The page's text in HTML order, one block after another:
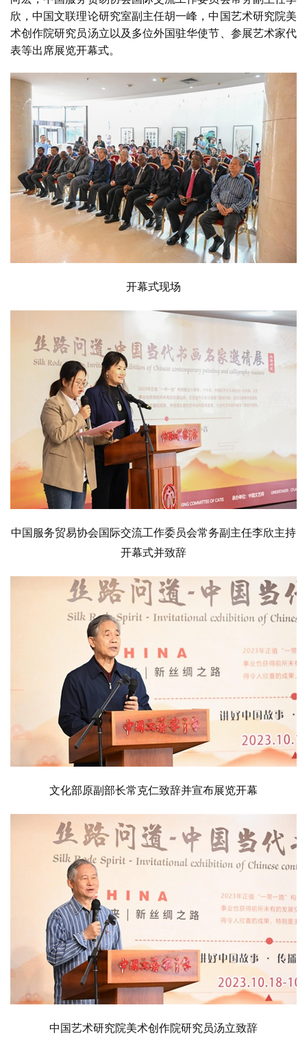
欣，中国文联理论研究室副主任胡一峰，中国艺术研究院美
术创作院研究员汤立以及多位外国驻华使节、参展艺术家代
表等出席展览开幕式。
开幕式现场
中国服务贸易协会国际交流工作委员会常务副主任李欣主持
开幕式并致辞
文化部原副部长常克仁致辞并宣布展览开幕
中国艺术研究院美术创作院研究员汤立致辞